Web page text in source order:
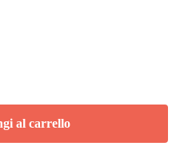
al carrello